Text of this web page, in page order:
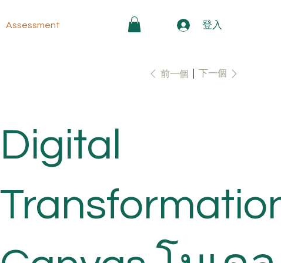
Assessment 登入
前一個 下一個
Digital